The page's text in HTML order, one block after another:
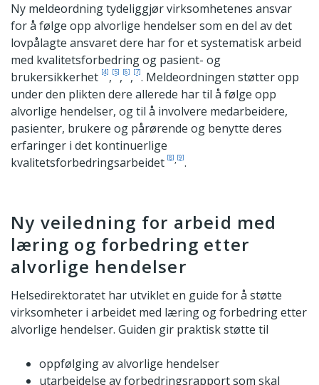
Ny meldeordning tydeliggjør virksomhetenes ansvar
for å følge opp alvorlige hendelser som en del av det
lovpålagte ansvaret dere har for et systematisk arbeid
med kvalitetsforbedring og pasient- og
brukersikkerhet [4],[5],[6],[7]. Meldeordningen støtter opp
under den plikten dere allerede har til å følge opp
alvorlige hendelser, og til å involvere medarbeidere,
pasienter, brukere og pårørende og benytte deres
erfaringer i det kontinuerlige
kvalitetsforbedringsarbeidet [8],[9].
Ny veiledning for arbeid med
læring og forbedring etter
alvorlige hendelser
Helsedirektoratet har utviklet en guide for å støtte
virksomheter i arbeidet med læring og forbedring etter
alvorlige hendelser. Guiden gir praktisk støtte til
oppfølging av alvorlige hendelser
utarbeidelse av forbedringsrapport som skal